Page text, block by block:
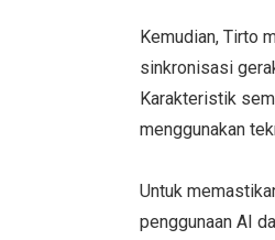
Kemudian, Tirto
sinkronisasi
Karakteristik
menggunakan
Untuk
penggunaan AI